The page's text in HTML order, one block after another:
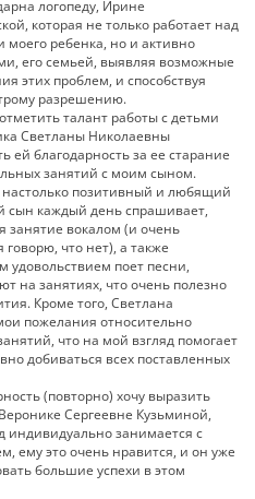
логопеду, Ирине
которая не только работает над
ребенка, но и активно
его семьей, выявляя возможные
этих проблем, и способствуя
разрешению.
талант работы с детьми
Светланы Николаевны
ей благодарность за ее старание
занятий с моим сыном.
позитивный и любящий
сын каждый день спрашивает,
занятие вокалом (и очень
говорю, что нет), а также
удовольствием поет песни,
на занятиях, что очень полезно
Кроме того, Светлана
пожелания относительно
что на мой взгляд помогает
добиваться всех поставленных
(повторно) хочу выразить
Сергеевне Кузьминой,
индивидуально занимается с
ему это очень нравится, и он уже
большие успехи в этом